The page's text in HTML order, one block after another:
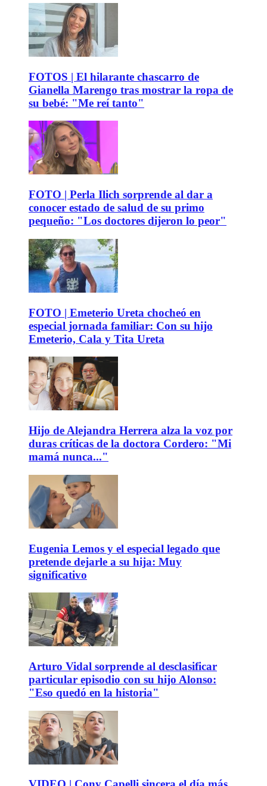
FOTOS | El hilarante chascarro de
Gianella Marengo tras mostrar la ropa de
su bebé: "Me reí tanto"
FOTO | Perla Ilich sorprende al dar a
conocer estado de salud de su primo
pequeño: "Los doctores dijeron lo peor"
FOTO | Emeterio Ureta chocheó en
especial jornada familiar: Con su hijo
Emeterio, Cala y Tita Ureta
Hijo de Alejandra Herrera alza la voz por
duras críticas de la doctora Cordero: "Mi
mamá nunca..."
Eugenia Lemos y el especial legado que
pretende dejarle a su hija: Muy
significativo
Arturo Vidal sorprende al desclasificar
particular episodio con su hijo Alonso:
"Eso quedó en la historia"